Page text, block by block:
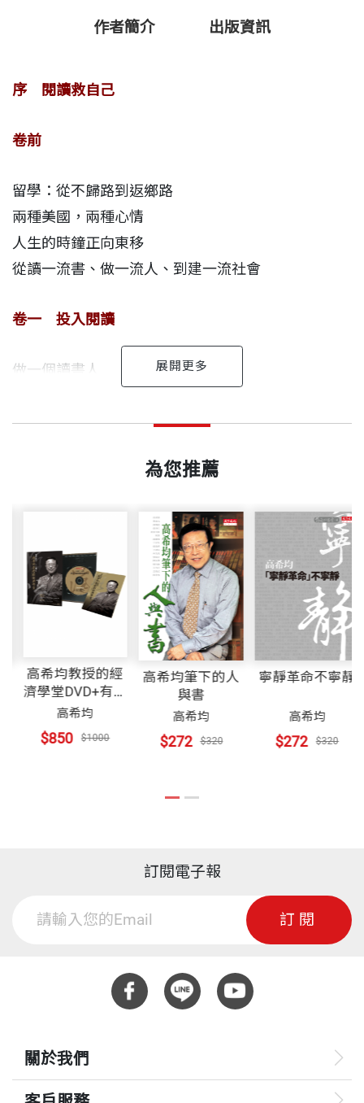
作者簡介 出版資訊
序 閱讀救自己
卷前
留學：從不歸路到返鄉路
兩種美國，兩種心情
人生的時鐘正向東移
從讀一流書、做一流人、到建一流社會
卷一 投入閱讀
做一個讀書人
挑好書讀
讀書不能打折扣，買書呢？
遠離知識就是走近無知
做一個貪婪的購買者──把「賽伊法則」用在知識市
場上
不做守財奴
「聽君一席言」不如「手中一本書」
愛書如命──passion for Books
「學習」比「休閒」更引人入勝──對年輕朋友的叮
絲路歸來──做一位終身學習者
為歷史留下紀錄──天下文化出版傳記、回憶錄的用
看書、選書、出書──心情總是一片蔚藍
文化產品的豐富，才是現代社會的驕傲
傳播知識為己任
疑中留情──引申美國的一句片語
自求多福
五十年前秋天去美國讀書，正是尼克森與甘迺迪競選
歷了第一次的民主洗禮；尤其出現了歷史上第一次的
總統候選人電視辯論，使來自一個落後地區的年輕人
看得興高采烈。選舉結果是四十四歲的甘迺迪變成了
美國最年輕的總統。在就職演說中，他的二句話打動
了無數人心：「不要問政府能為你做什麼；要問你能
為政府做什麼。」甘迺迪的號召使在冷戰中太空計劃
已居劣勢的的美國年輕一代警覺：我們真有本領能為
國家做出貢獻嗎？
生長在抗日戰亂中的大陸，成長在經濟落後的台灣，
己強烈的危機意識：要救自己的國家，先要救自己。
的。西方社會顯示：必須要靠現代方法，才能把每個
爭力、具有生產力、具有高附加價值的人。這個方法
就是靠教育。這個橋樑就是靠認真讀書，靠大量閱
世界上沒有一個現代國家，教育落後而經濟進步的；
勝。有人說，近代思想家梁啟超的筆鋒常帶感情，而
每一篇短文就像一杯醇酒，慢慢品嚐，會使人心曠神
怡，對明天會充滿希望。
── 于宗先．中研院院士
「高教授是經濟觀念普及化的大功臣」。
── 孫震．前台灣大學校長
腦、人文心和中華情。他寫過：「走在趨勢前面是遠
來，憑著他的良知與良心，共挽狂瀾，使我們的下一
這些年來，讀書風氣如果稍見普及，高教授的貢獻應
該受到肯定。
台。先後在台北商業大學（原為台北商職）、中興大
（碩士）畢業，並獲三校傑出校友獎。
一九六四年獲密西根州立大學經濟發展博士，應聘為
威斯康辛大學（河城校區）經濟系助理教授，繼續發
表英文論述，七年後升任正教授，並出任經濟系主任
（一九七一∼一九八〇）。
一九七一年當選美國傑出教育家，一九七四年威斯康
辛大學傑出教授獎，一九九八年威州州長卓越貢獻
獎。美國傅爾布萊特訪問教授名人堂。二〇一三年亞
名譽管理學博士，二〇二〇年國立台北商業大學第一
一九六九年起，先後返台擔任經合會人力小組顧問、
台灣大學商學研究所講座教授、中興大學知識經濟講
顧問、經濟部顧問、教育部顧問、監察院諮詢委員及
國內外文教基金會董事。
一九八〇年代在台灣創辦《天下》雜誌、《遠見》雜
誌與「天下文化出版公司」，現為「遠見．天下文化
出版日期 2009/10/29
出版社 天下文化
平裝
開本 14.8×21cm
為您推薦
任入
高希均教授的經
濟學堂DVD+有聲
高希均
$850 $1000
高希均筆下的人
高希均
$272
寧靜革命不
高希均
$272
訂閱電子報
訂閱
關於我們